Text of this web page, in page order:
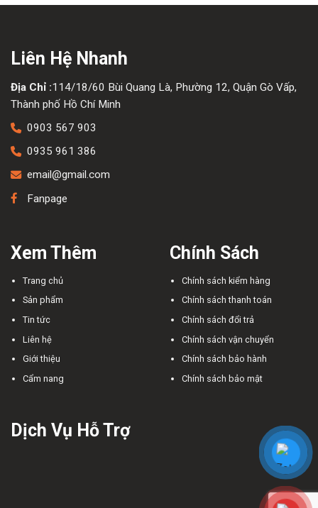
Liên Hệ Nhanh
Địa Chỉ :114/18/60 Bùi Quang Là, Phường 12, Quận Gò Vấp,
Thành phố Hồ Chí Minh
0903 567 903
0935 961 386
email@gmail.com
Fanpage
Xem Thêm
Trang chủ
Sản phẩm
Tin tức
Liên hệ
Giới thiệu
Cẩm nang
Chính Sách
Chính sách kiểm hàng
Chính sách thanh toán
Chính sách đổi trả
Chính sách vận chuyển
Chính sách bảo hành
Chính sách bảo mật
Dịch Vụ Hỗ Trợ